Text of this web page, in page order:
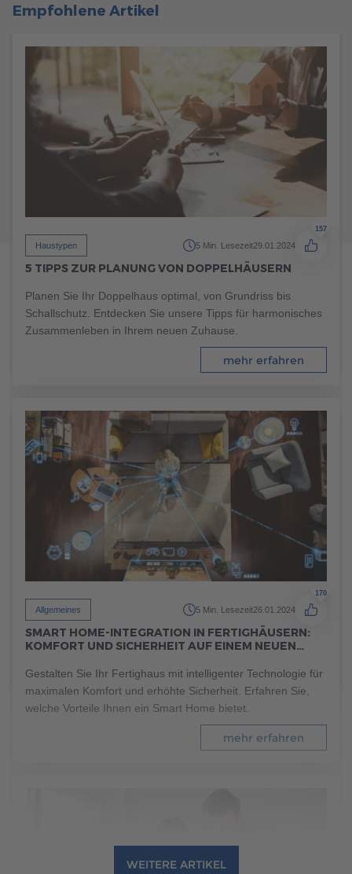
Allgemeines
Haben Sie Bedenken bezüglich Fertighäusern? Wir räumen
mit den gängigsten Vorurteilen gegenüber der Fertighaus-
Bauweise auf und stehen Ihnen für Fragen zur Verfügung.
Lesen Sie jetzt mehr!
mehr erfahren
Allgemeines 5 Min. Lesezeit
190
DIE BESTEN DIGITALEN TOOLS FÜR DIE PLANUNG
IHRES HAUSBAUS: ONLINE UND KOSTENFREI
Ihr Grundriss steht bereits, und nun sind die Details an der
Reihe? Nutzen Sie digitale Online-Tools zur Planung von
Beleuchtung, Steckdosen und mehr für Ihr Haus! Erfahren
mehr erfahren
Empfohlene Artikel
Haustypen 5 Min. Lesezeit29.01.2024
157
5 TIPPS ZUR PLANUNG VON DOPPELHÄUSERN
Planen Sie Ihr Doppelhaus optimal, von Grundriss bis
Schallschutz. Entdecken Sie unsere Tipps für harmonisches
Zusammenleben in Ihrem neuen Zuhause.
mehr erfahren
Allgemeines 5 Min. Lesezeit26.01.2024
170
SMART HOME-INTEGRATION IN FERTIGHÄUSERN:
KOMFORT UND SICHERHEIT AUF EINEM NEUEN
Gestalten Sie Ihr Fertighaus mit intelligenter Technologie für
maximalen Komfort und erhöhte Sicherheit. Erfahren Sie,
welche Vorteile Ihnen ein Smart Home bietet.
mehr erfahren
WEITERE ARTIKEL